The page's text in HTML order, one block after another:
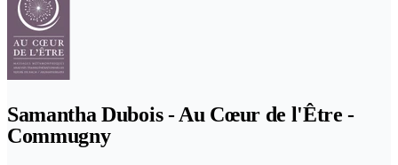
Samantha Dubois - Au Cœur de l'Être -
Commugny